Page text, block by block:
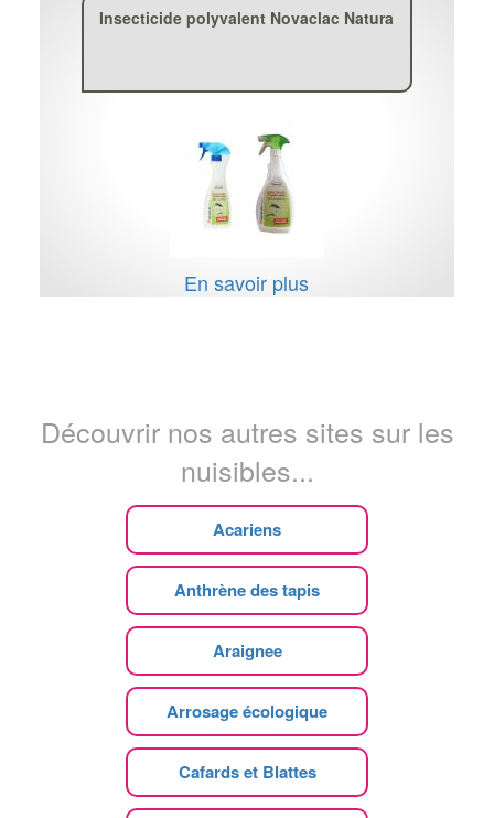
Insecticide polyvalent Novaclac Natura
En savoir plus
Découvrir nos autres sites sur les
nuisibles...
Acariens
Anthrène des tapis
Araignee
Arrosage écologique
Cafards et Blattes